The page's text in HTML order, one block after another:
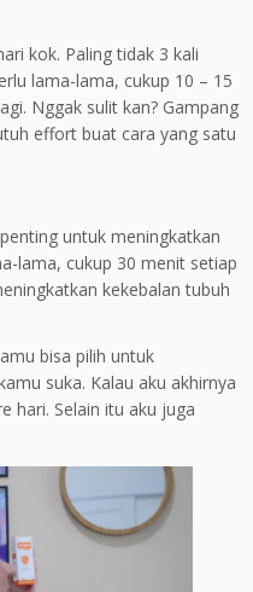
kok. Paling tidak 3 kali
lama-lama, cukup 10 – 15
Nggak sulit kan? Gampang
effort buat cara yang satu
untuk meningkatkan
lama, cukup 30 menit setiap
kekebalan tubuh
bisa pilih untuk
suka. Kalau aku akhirnya
hari. Selain itu aku juga